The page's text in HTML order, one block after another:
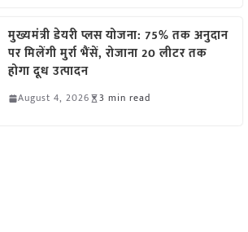
मुख्यमंत्री डेयरी प्लस योजना: 75% तक अनुदान
पर मिलेंगी मुर्रा भैंसें, रोजाना 20 लीटर तक
होगा दूध उत्पादन
August 4, 2026 3 min read